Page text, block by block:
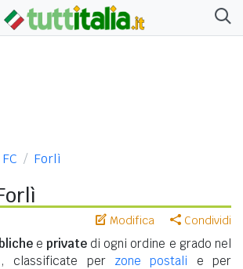
FC Forlì
Modifica Condividi
e privatedi ogni ordine e grado nel
classificate per zone postali e per